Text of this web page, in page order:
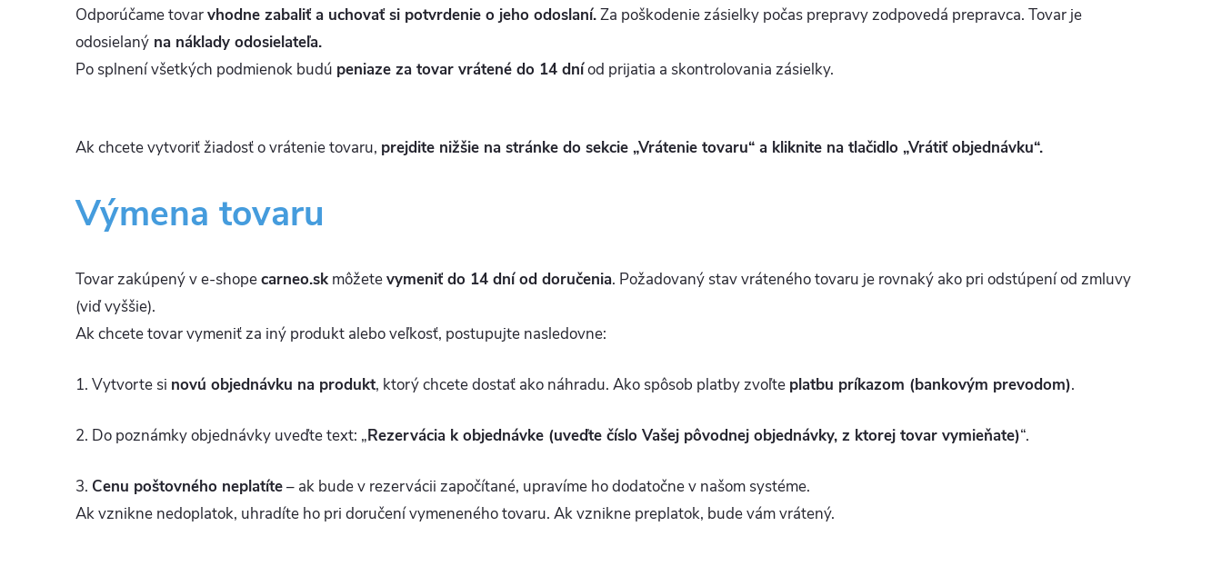
Odporúčame tovarvhodne zabaliť a uchovať si potvrdenie o jeho odoslaní.Za poškodenie zásielky počas prepravy zodpovedá prepravca. Tovar je
odosielaný na náklady odosielateľa.
Po splnení všetkých podmienok budú peniaze za tovar vrátené do 14 dníod prijatia a skontrolovania zásielky.
Ak chcete vytvoriť žiadosť o vrátenie tovaru, prejdite nižšie na stránke do sekcie „Vrátenie tovaru“ a kliknite na tlačidlo „Vrátiť objednávku“.
Výmena tovaru
Tovar zakúpený v e-shopecarneo.skmôžetevymeniť do 14 dní od doručenia. Požadovaný stav vráteného tovaru je rovnaký ako pri odstúpení od zmluvy
(viď vyššie).
Ak chcete tovar vymeniť za iný produkt alebo veľkosť, postupujte nasledovne:
1. Vytvorte si novú objednávku na produkt, ktorý chcete dostať ako náhradu. Ako spôsob platby zvoľte platbu príkazom (bankovým prevodom).
2. Do poznámky objednávky uveďte text: „Rezervácia k objednávke (uveďte číslo Vašej pôvodnej objednávky, z ktorej tovar vymieňate)“.
3. Cenu poštovného neplatíte– ak bude v rezervácii započítané, upravíme ho dodatočne v našom systéme.
Ak vznikne nedoplatok, uhradíte ho pri doručení vymeneného tovaru. Ak vznikne preplatok, bude vám vrátený.